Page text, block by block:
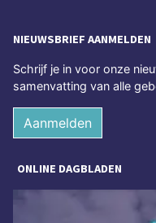
NIEUWSBRIEF AANMELDEN
Schrijf je in voor onze
samenvatting van alle
Aanmelden
ONLINE DAGBLADEN